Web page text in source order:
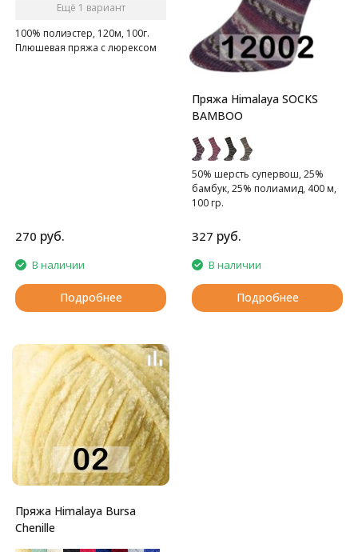
Ещё 1 вариант
100% полиэстер, 120м, 100г.
Плюшевая пряжа с люрексом
270 руб.
В наличии
Подробнее
Пряжа Himalaya SOCKS
BAMBOO
50% шерсть cупервош, 25%
бамбук, 25% полиамид, 400 м,
100 гр.
бамбуком
327 руб.
В наличии
Подробнее
Пряжа Himalaya Bursa
Chenille